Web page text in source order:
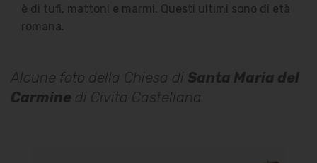
è di tufi, mattoni e marmi. Questi ultimi sono di età
romana.
Alcune foto della Chiesa di Santa Maria del
Carmine di Civita Castellana